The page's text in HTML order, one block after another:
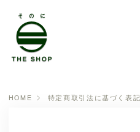
HOME 特定商取引法に基づく表記